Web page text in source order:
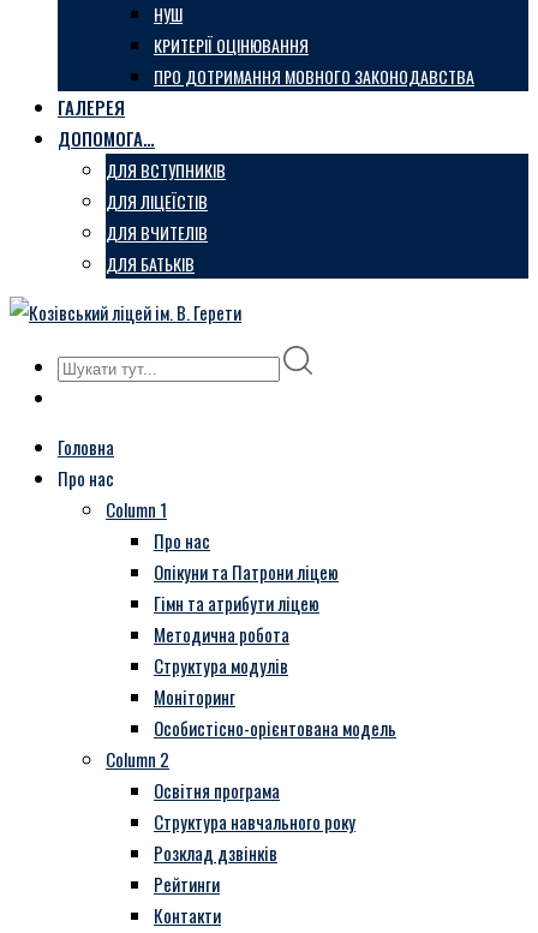
НУШ
КРИТЕРІЇ ОЦІНЮВАННЯ
ПРО ДОТРИМАННЯ МОВНОГО ЗАКОНОДАВСТВА
ГАЛЕРЕЯ
ДОПОМОГА…
ДЛЯ ВСТУПНИКІВ
ДЛЯ ЛІЦЕЇСТІВ
ДЛЯ ВЧИТЕЛІВ
ДЛЯ БАТЬКІВ
Головна
Про нас
Column 1
Про нас
Опікуни та Патрони ліцею
Гімн та атрибути ліцею
Методична робота
Структура модулів
Моніторинг
Особистісно-орієнтована модель
Column 2
Освітня програма
Структура навчального року
Розклад дзвінків
Рейтинги
Контакти